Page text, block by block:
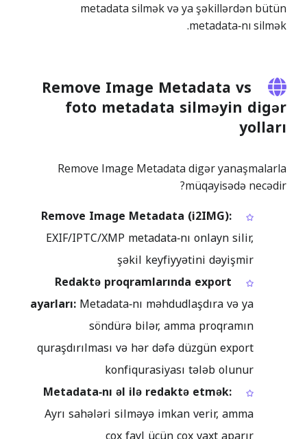
metadata silmək və ya şəkillərdən bütün
metadata‑nı silmək.
Remove Image Metadata vs
foto metadata silməyin digər
yolları
Remove Image Metadata digər yanaşmalarla
müqayisədə necədir?
Remove Image Metadata (i2IMG):
EXIF/IPTC/XMP metadata‑nı onlayn silir,
şəkil keyfiyyətini dəyişmir
Redaktə proqramlarında export
ayarları:Metadata‑nı məhdudlaşdıra və ya
söndürə bilər, amma proqramın
quraşdırılması və hər dəfə düzgün export
konfiqurasiyası tələb olunur
Metadata‑nı əl ilə redaktə etmək:
Ayrı sahələri silməyə imkan verir, amma